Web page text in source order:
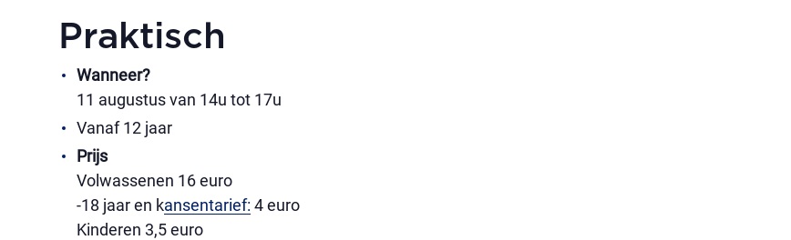
Praktisch
Wanneer?
11 augustus van 14u tot 17u
Vanaf 12 jaar
Prijs
Volwassenen 16 euro
-18 jaar en kansentarief: 4 euro
Kinderen 3,5 euro